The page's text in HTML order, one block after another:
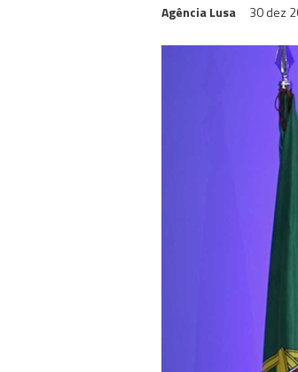
Agência Lusa 30 dez